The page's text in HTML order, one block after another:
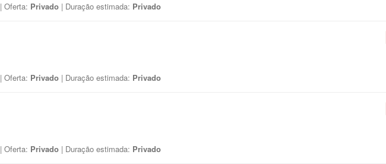
| Oferta: Privado | Duração estimada: Privado
| Oferta: Privado | Duração estimada: Privado
| Oferta: Privado | Duração estimada: Privado